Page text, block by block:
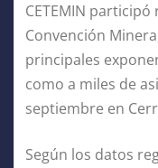
CETEMIN
Convención
principales
como a miles de
septiembre en
Según los datos